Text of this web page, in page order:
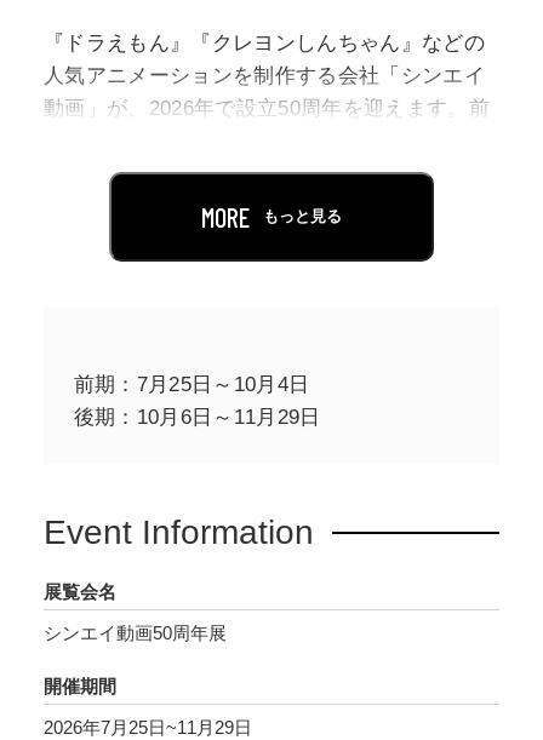
『ドラえもん』『クレヨンしんちゃん』などの
人気アニメーションを制作する会社「シンエイ
動画」が、2026年で設立50周年を迎えます。前
れた1965年をスタートに、子どもたちを笑顔に
するたくさんのアニメを生み出しています。
しんちゃん』などを、後期では『ドラえもん』
をはじめ、『美味しんぼ』『おぼっちゃまく
ブウェイ』などの2020年代の作品も展示予定と
なります。また7月17日（金）公開の新作映画
限定で開催します。こちらもあわせて、懐か
し、新しの知っているアニメをぜひ会場で探し
MORE もっと見る
前期：7月25日～10月4日
後期：10月6日～11月29日
Event Information
展覧会名
シンエイ動画50周年展
開催期間
2026年7月25日~11月29日